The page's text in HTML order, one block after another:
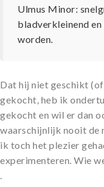
Ulmus Minor:
bladverkleinend
worden.
Dat hij niet geschikt
gekocht, heb ik
gekocht en wil er dan
waarschijnlijk nooit de
ik toch het plezier
experimenteren. Wie